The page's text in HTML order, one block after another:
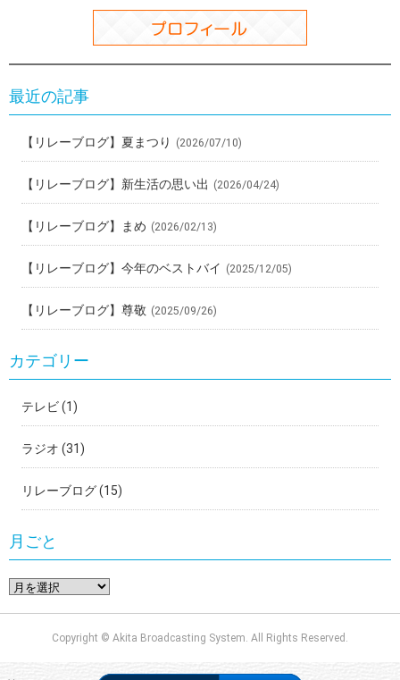
最近の記事
【リレーブログ】夏まつり (2026/07/10)
【リレーブログ】新生活の思い出 (2026/04/24)
【リレーブログ】まめ (2026/02/13)
【リレーブログ】今年のベストバイ (2025/12/05)
【リレーブログ】尊敬 (2025/09/26)
カテゴリー
テレビ(1)
ラジオ (31)
リレーブログ(15)
月ごと
Copyright © Akita Broadcasting System. All Rights Reserved.